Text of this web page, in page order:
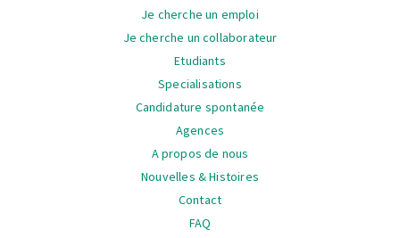
Je cherche un emploi
Je cherche un collaborateur
Etudiants
Specialisations
Candidature spontanée
Agences
A propos de nous
Nouvelles & Histoires
Contact
FAQ